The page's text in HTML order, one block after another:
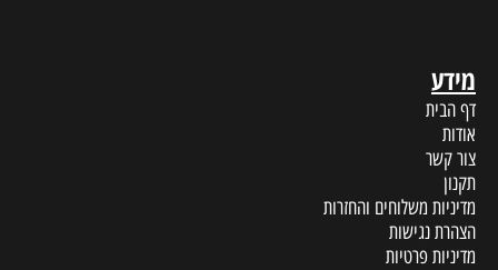
מידע
דף הבית
אודות
צור קשר
תקנון
מדיניות משלוחים והחזרות
הצהרת נגישות
מדיניות פרטיות